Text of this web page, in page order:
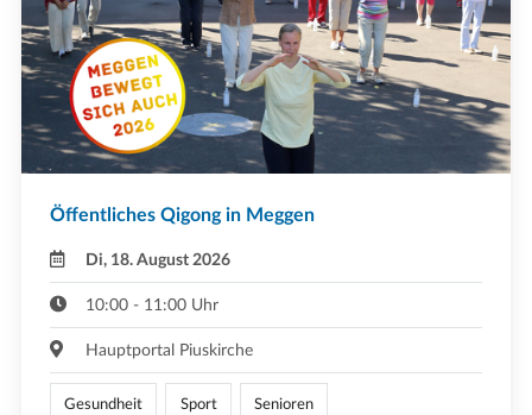
Öffentliches Qigong in Meggen
Di, 18. August 2026
10:00 - 11:00 Uhr
Hauptportal Piuskirche
Gesundheit Sport Senioren